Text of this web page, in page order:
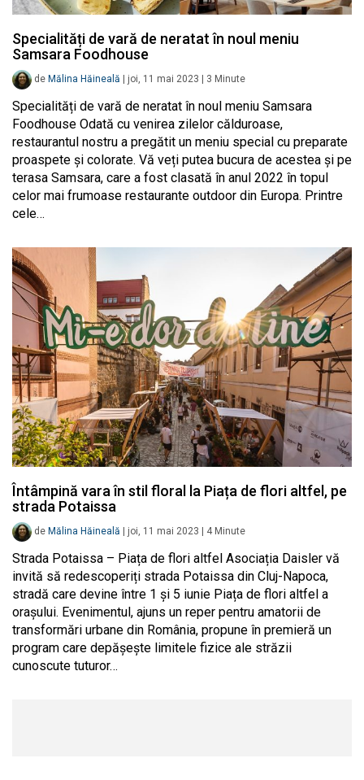
Specialități de vară de neratat în noul meniu
Samsara Foodhouse
de Mălina Hăineală joi, 11 mai 2023 3 Minute
Specialități de vară de neratat în noul meniu Samsara
Foodhouse Odată cu venirea zilelor călduroase,
restaurantul nostru a pregătit un meniu special cu preparate
proaspete și colorate. Vă veți putea bucura de acestea și pe
terasa Samsara, care a fost clasată în anul 2022 în topul
celor mai frumoase restaurante outdoor din Europa. Printre
cele…
Întâmpină vara în stil floral la Piața de flori altfel, pe
strada Potaissa
de Mălina Hăineală joi, 11 mai 2023 4 Minute
Strada Potaissa – Piața de flori altfel Asociația Daisler vă
invită să redescoperiți strada Potaissa din Cluj-Napoca,
stradă care devine între 1 și 5 iunie Piața de flori altfel a
orașului. Evenimentul, ajuns un reper pentru amatorii de
transformări urbane din România, propune în premieră un
program care depășește limitele fizice ale străzii
cunoscute tuturor…